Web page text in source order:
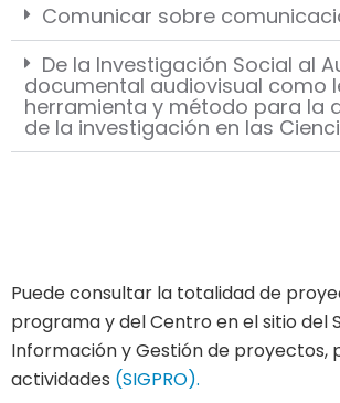
Comunicar sobre
De la Investigación Social al
documental audiovisual como
herramienta y método para la
de la investigación en las
Puede consultar la totalidad de
programa y del Centro en el sitio del
Información y Gestión de proyectos,
actividades (SIGPRO).